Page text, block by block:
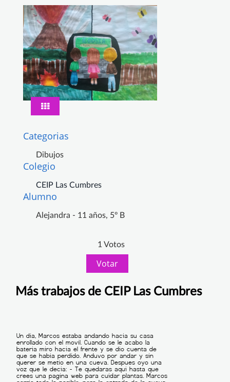
Categorias
Dibujos
Colegio
CEIP Las Cumbres
Alumno
Alejandra - 11 años, 5º B
1 Votos
Votar
Más trabajos de CEIP Las Cumbres